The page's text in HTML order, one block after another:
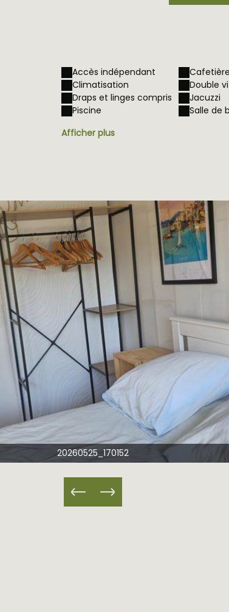
Accès indépendant
Climatisation
Double
Draps et linges compris
Jacuzzi
Piscine
Salle de
Afficher plus
20260525_170152